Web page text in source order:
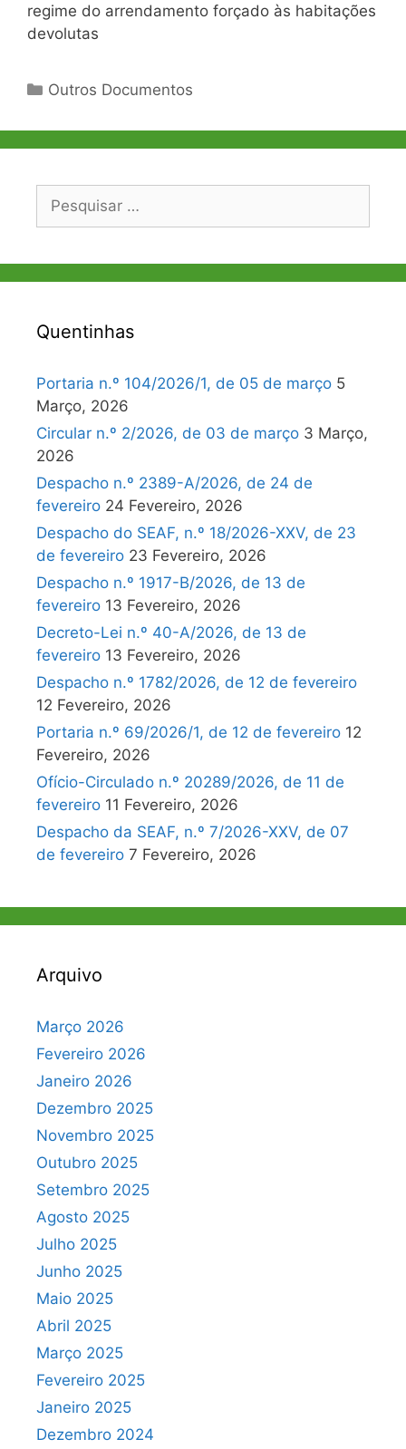
regime do arrendamento forçado às habitações
devolutas
Categorias
Outros Documentos
por:
Quentinhas
Portaria n.º 104/2026/1, de 05 de março 5
Março, 2026
Circular n.º 2/2026, de 03 de março 3 Março,
2026
Despacho n.º 2389-A/2026, de 24 de
fevereiro 24 Fevereiro, 2026
Despacho do SEAF, n.º 18/2026-XXV, de 23
de fevereiro 23 Fevereiro, 2026
Despacho n.º 1917-B/2026, de 13 de
fevereiro 13 Fevereiro, 2026
Decreto-Lei n.º 40-A/2026, de 13 de
fevereiro 13 Fevereiro, 2026
Despacho n.º 1782/2026, de 12 de fevereiro
12 Fevereiro, 2026
Portaria n.º 69/2026/1, de 12 de fevereiro 12
Fevereiro, 2026
Ofício-Circulado n.º 20289/2026, de 11 de
fevereiro 11 Fevereiro, 2026
Despacho da SEAF, n.º 7/2026-XXV, de 07
de fevereiro 7 Fevereiro, 2026
Arquivo
Março 2026
Fevereiro 2026
Janeiro 2026
Dezembro 2025
Novembro 2025
Outubro 2025
Setembro 2025
Agosto 2025
Julho 2025
Junho 2025
Maio 2025
Abril 2025
Março 2025
Fevereiro 2025
Janeiro 2025
Dezembro 2024